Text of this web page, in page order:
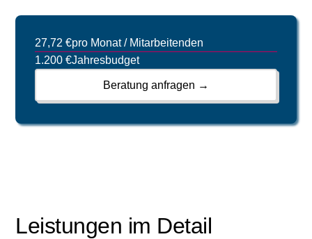
27,72 €pro Monat / Mitarbeitenden
1.200 €Jahresbudget
Beratung anfragen →
Leistungen im Detail